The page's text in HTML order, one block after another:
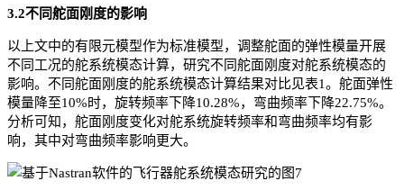
3.2不同舵面刚度的影响
以上文中的有限元模型作为标准模型，调整舵面的弹性模量开展
不同工况的舵系统模态计算，研究不同舵面刚度对舵系统模态的
影响。不同舵面刚度的舵系统模态计算结果对比见表1。舵面弹性
模量降至10%时，旋转频率下降10.28%，弯曲频率下降22.75%。
分析可知，舵面刚度变化对舵系统旋转频率和弯曲频率均有影
响，其中对弯曲频率影响更大。